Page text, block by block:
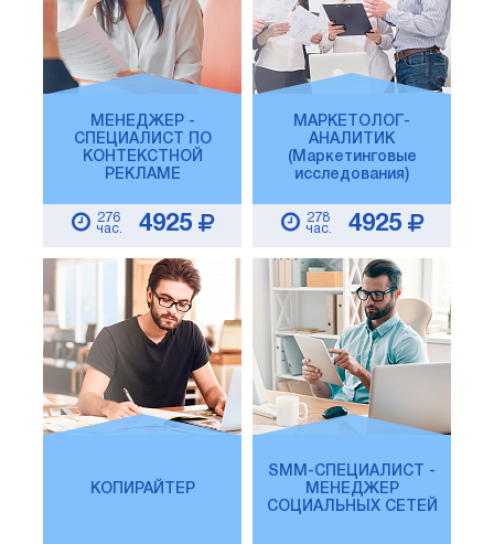
МЕНЕДЖЕР -
СПЕЦИАЛИСТ ПО
КОНТЕКСТНОЙ
РЕКЛАМЕ
276
час.
4925
МАРКЕТОЛОГ-
АНАЛИТИК
(Маркетинговые
исследования)
278
час.
4925
КОПИРАЙТЕР
SMM-СПЕЦИАЛИСТ -
МЕНЕДЖЕР
СОЦИАЛЬНЫХ СЕТЕЙ